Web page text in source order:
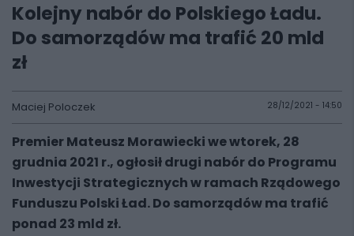
Kolejny nabór do Polskiego Ładu.
Do samorządów ma trafić 20 mld
zł
Maciej Poloczek 28/12/2021 - 14:50
Premier Mateusz Morawiecki we wtorek, 28
grudnia 2021 r., ogłosił drugi nabór do Programu
Inwestycji Strategicznych w ramach Rządowego
Funduszu Polski Ład. Do samorządów ma trafić
ponad 23 mld zł.